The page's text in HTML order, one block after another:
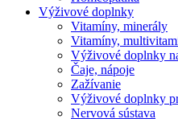
Výživové doplnky
Vitamíny, minerály
Vitamíny,
Výživové doplnky
Čaje, nápoje
Zažívanie
Výživové doplnky
Nervová sústava